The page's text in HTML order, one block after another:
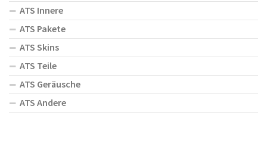
ATS Innere
ATS Pakete
ATS Skins
ATS Teile
ATS Geräusche
ATS Andere